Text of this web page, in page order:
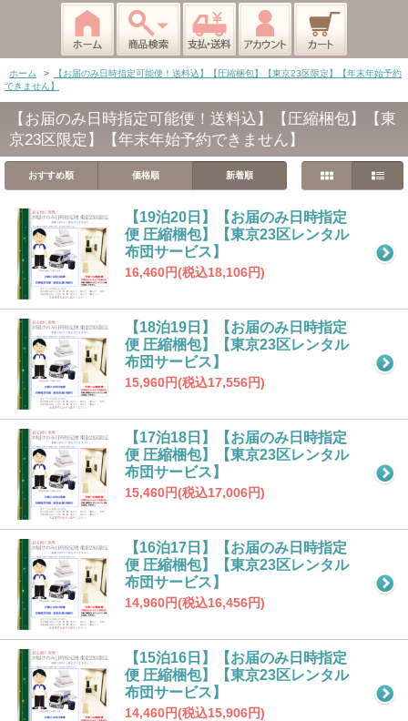
ホーム >
【お届のみ日時指定可能便！送料込】【圧縮梱包】【東京23区限定】【年末年始予約
できません】
【お届のみ日時指定可能便！送料込】【圧縮梱包】【東
京23区限定】【年末年始予約できません】
おすすめ順 価格順 新着順
【19泊20日】【お届のみ日時指定
便 圧縮梱包】【東京23区レンタル
布団サービス】
16,460円(税込18,106円)
【18泊19日】【お届のみ日時指定
便 圧縮梱包】【東京23区レンタル
布団サービス】
15,960円(税込17,556円)
【17泊18日】【お届のみ日時指定
便 圧縮梱包】【東京23区レンタル
布団サービス】
15,460円(税込17,006円)
【16泊17日】【お届のみ日時指定
便 圧縮梱包】【東京23区レンタル
布団サービス】
14,960円(税込16,456円)
【15泊16日】【お届のみ日時指定
便 圧縮梱包】【東京23区レンタル
布団サービス】
14,460円(税込15,906円)